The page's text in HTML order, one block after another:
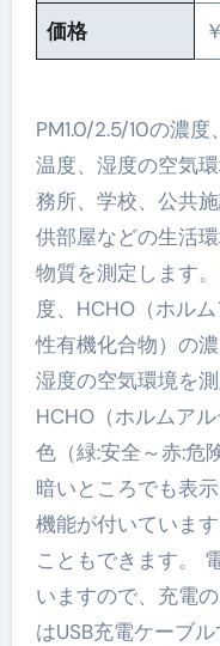
価格
PM1.0/2.5/10の濃度
温度、湿度の空気
務所、学校、公共
供部屋などの生活
物質を測定します
度、HCHO（ホル
性有機化合物）の
湿度の空気環境を
HCHO（ホルムア
色（緑:安全～赤:危
暗いところでも表
機能が付いていま
こともできます。
いますので、充電
はUSB充電ケーブ